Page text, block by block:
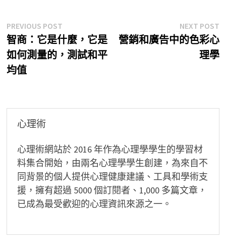
文
章
導
PREVIOUS POSTPrevious
post:
智商：它是什麼，它是
如何測量的，測試和平
均值
NEXT POST
營銷和廣告中的色彩心
理學
心理術
心理術網站於 2016 年作為心理學學生的學習材
料集合開始，由兩名心理學學生創建，為來自不
同背景的個人提供心理健康建議、工具和學術支
援，擁有超過 5000 個訂閱者、1,000 多篇文章，
已成為最受歡迎的心理資訊來源之一。